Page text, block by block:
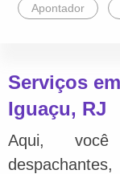
Apontador
Serviços
Iguaçu, RJ
Aqui,